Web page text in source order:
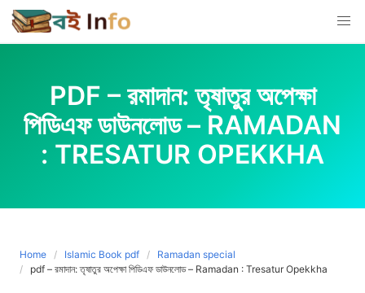
Skip
to
content
PDF – রমাদান: তৃষাতুর অপেক্ষা
পিডিএফ ডাউনলোড – RAMADAN
: TRESATUR OPEKKHA
Home Islamic Book pdf
Ramadan special
pdf – রমাদান: তৃষাতুর অপেক্ষা পিডিএফ ডাউনলোড – Ramadan : Tresatur Opekkha